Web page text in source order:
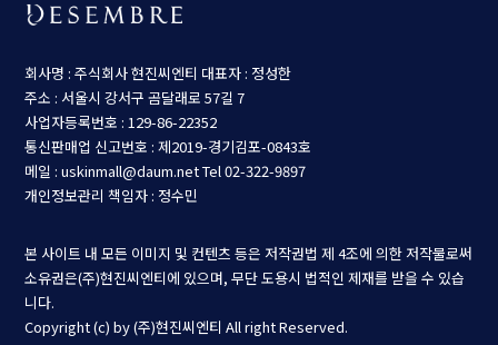
회사명 : 주식회사 현진씨엔티 대표자 : 정성한
주소 : 서울시 강서구 곰달래로 57길 7
사업자등록번호 : 129-86-22352
통신판매업 신고번호 : 제2019-경기김포-0843호
메일 : uskinmall@daum.netTel 02-322-9897
개인정보관리 책임자 : 정수민
본 사이트 내 모든 이미지 및 컨텐츠 등은 저작권법 제 4조에 의한 저작물로써
소유권은(주)현진씨엔티에 있으며, 무단 도용시 법적인 제재를 받을 수 있습
니다.
Copyright (c) by (주)현진씨엔티 All right Reserved.